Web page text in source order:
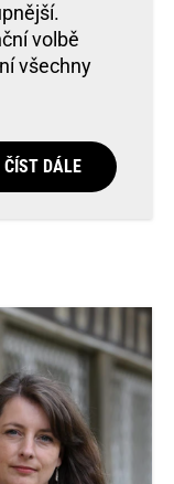
volbě
všechny
ČÍST DÁLE